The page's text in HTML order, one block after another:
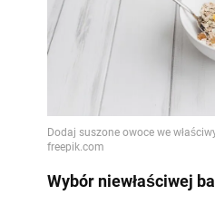
Wybór niewłaściwej